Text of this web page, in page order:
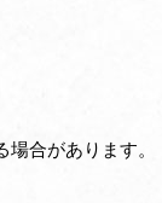
合があります。